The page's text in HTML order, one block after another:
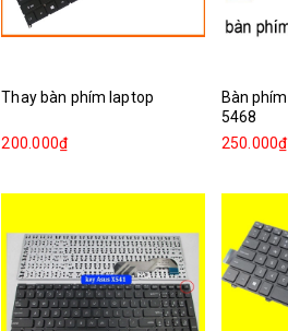
Thay bàn phím laptop
200.000₫
Bàn
5468
250.000₫